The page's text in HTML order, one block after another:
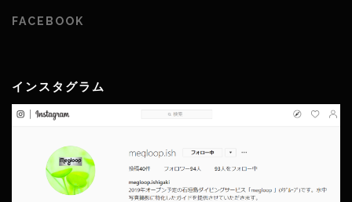
FACEBOOK
インスタグラム